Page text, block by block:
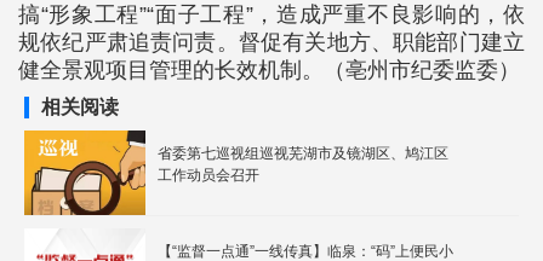
搞“形象工程”“面子工程”，造成严重不良影响的，依
规依纪严肃追责问责。督促有关地方、职能部门建立
健全景观项目管理的长效机制。（亳州市纪委监委）
相关阅读
省委第七巡视组巡视芜湖市及镜湖区、鸠江区
工作动员会召开
【“监督一点通”一线传真】临泉：“码”上便民小